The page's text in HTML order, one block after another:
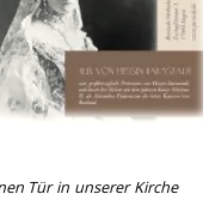
Tür in unserer Kirche